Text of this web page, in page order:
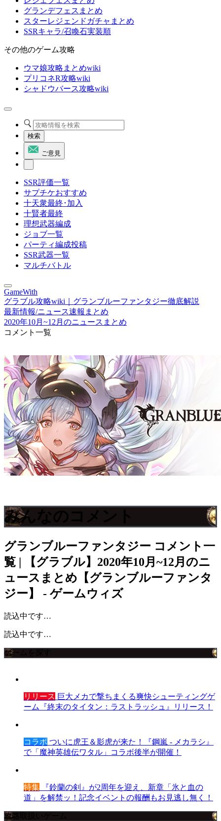
グランデフェスまとめ
スターレジェンドガチャまとめ
SSRキャラ/召喚石実装順
その他のゲーム攻略
ウマ娘攻略まとめwiki
プリコネR攻略wiki
シャドウバース攻略wiki
検索
ご意見
SSR評価一覧
サプチケおすすめ
十天衆最終･加入
十賢者最終
理想武器編成
ジョブ一覧
パーティ編成投稿
SSR武器一覧
マルチバトル
GameWith
グラブル攻略wiki｜グランブルーファンタジー徹底解説
最新情報/ニュース速報まとめ
2020年10月~12月のニュースまとめ
コメント一覧
みんなのコメント
グランブルーファンタジー コメント一
覧 | 【グラブル】2020年10月~12月のニ
ュースまとめ【グランブルーファンタ
ジー】 - ゲームウィズ
読込中です…
読込中です…
ゲームを探す
リリース 巨大メカで撃ちまくる爽快シューティングゲ
ーム『終末のタイタン：ラストラッシュ』リリース！
コラボ ついに虎王＆影虎が来た！『鋼嵐 - メカラシ』
で「魔神英雄伝ワタル」コラボ後半が開催！
特集 『鈴蘭の剣』が2周年を迎え、新章「氷と血の
道」を解禁ッ！記念イベントの報酬もお見逃し無く！
攻略取扱いゲーム